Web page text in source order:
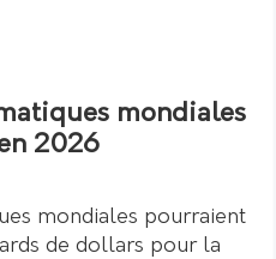
mondiales
2026
mondiales pourraient
de dollars pour la